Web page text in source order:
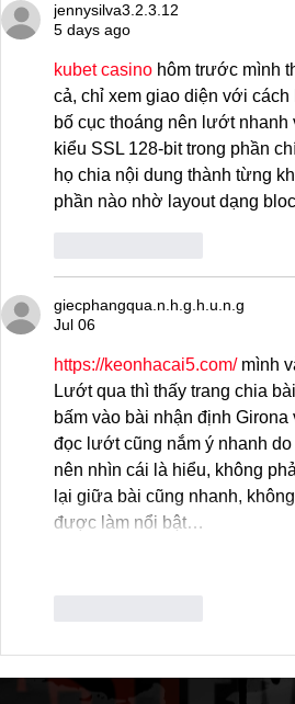
jennysilva3.2.3.12
5 days ago
kubet casino hôm trước mình
cả, chỉ xem giao diện với
bố cục thoáng nên lướt
kiểu SSL 128-bit trong phần
họ chia nội dung thành từng
phần nào nhờ layout dạng
giecphangqua.n.h.g.h.u.n.g
Jul 06
https://keonhacai5.com/ mình
Lướt qua thì thấy trang chia
bấm vào bài nhận định
đọc lướt cũng nắm ý nhanh
nên nhìn cái là hiểu, không
lại giữa bài cũng nhanh,
được làm nổi bật…